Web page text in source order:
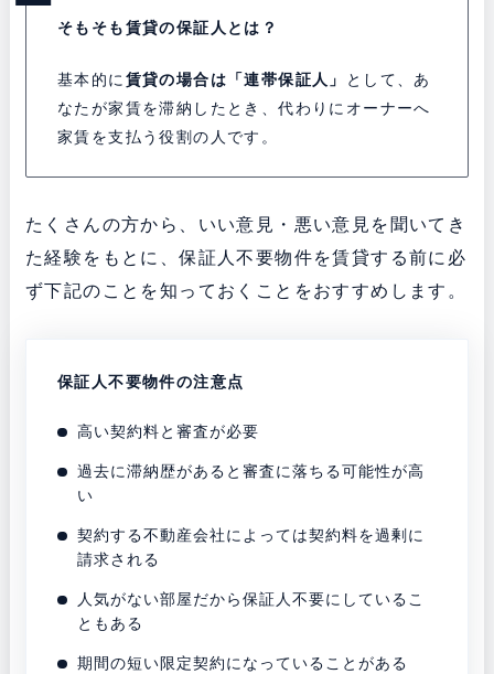
そもそも賃貸の保証人とは？
基本的に賃貸の場合は「連帯保証人」
として、あ
なたが家賃を滞納したとき、代わりにオーナーへ
家賃を支払う役割の人です。
たくさんの方から、いい意見・悪い意見を聞いてき
た経験をもとに、保証人不要物件を賃貸する前に必
ず下記のことを知っておくことをおすすめします。
保証人不要物件の注意点
高い契約料と審査が必要
過去に滞納歴があると審査に落ちる可能性が高
い
契約する不動産会社によっては契約料を過剰に
請求される
人気がない部屋だから保証人不要にしているこ
ともある
期間の短い限定契約になっていることがある